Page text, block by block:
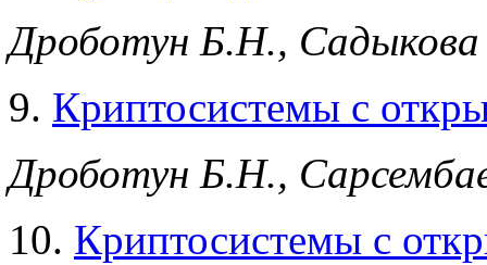
Дроботун Б.Н.,
9. Криптосистемы с
Дроботун Б.Н.,
10. Криптосистемы с